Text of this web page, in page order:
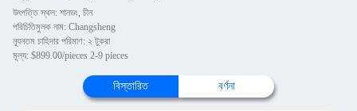
উৎপত্তি স্থল: শানডং, চীন
পরিচিতিমুলক নাম: Changsheng
ন্যূনতম চাহিদার পরিমাণ: ২ টুকরা
মূল্য: $899.00/pieces 2-9 pieces
বিস্তারিত বর্ণনা